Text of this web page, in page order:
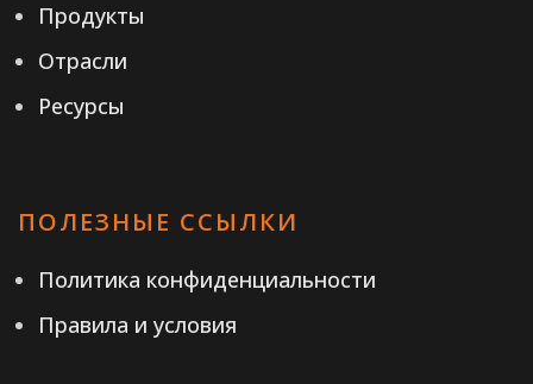
Продукты
Отрасли
Ресурсы
ПОЛЕЗНЫЕ ССЫЛКИ
Политика конфиденциальности
Правила и условия